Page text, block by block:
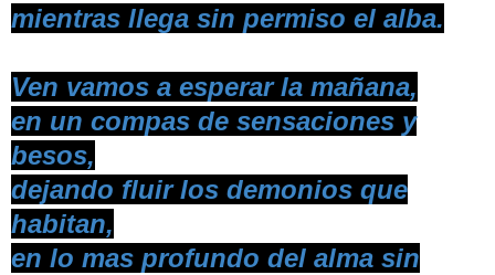
mientras llega sin permiso el alba.
Ven vamos a esperar la mañana,
en un compas de sensaciones y
besos,
dejando fluir los demonios que
habitan,
en lo mas profundo del alma sin